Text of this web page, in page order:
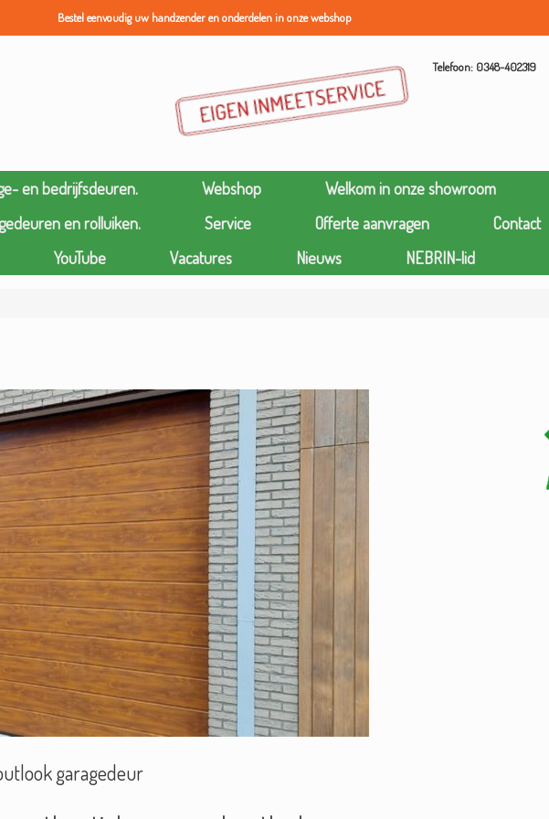
Bestel eenvoudig uw handzender en onderdelen in onze webshop
Telefoon: 0348-402319
en bedrijfsdeuren. Webshop Welkom in onze showroom
en rolluiken.
Service Offerte aanvragen Contact
YouTube
Vacatures Nieuws NEBRIN-lid
garagedeur